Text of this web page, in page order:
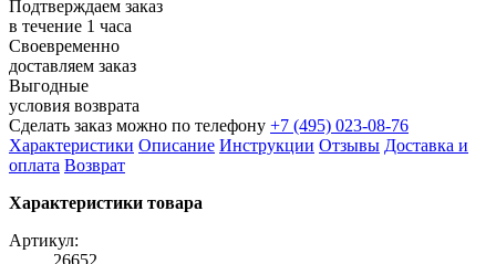
Подтверждаем заказ
в течение 1 часа
Своевременно
доставляем заказ
Выгодные
условия возврата
Сделать заказ можно по телефону +7 (495) 023-08-76
Характеристики Описание Инструкции Отзывы Доставка и
оплата Возврат
Характеристики товара
Артикул: